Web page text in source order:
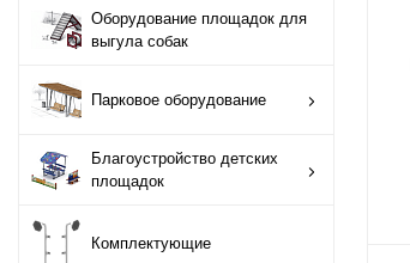
Оборудование
площадок для
выгула собак
оборудование
Благоустройство
детских площадок
Оборудование площадок для
выгула собак
Парковое оборудование
Благоустройство детских
площадок
Комплектующие